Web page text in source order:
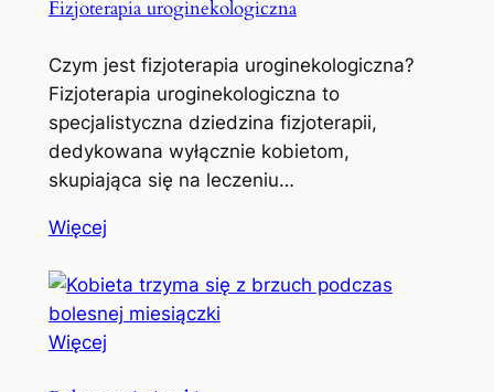
Fizjoterapia uroginekologiczna
Czym jest fizjoterapia uroginekologiczna?
Fizjoterapia uroginekologiczna to
specjalistyczna dziedzina fizjoterapii,
dedykowana wyłącznie kobietom,
skupiająca się na leczeniu…
Więcej
Więcej